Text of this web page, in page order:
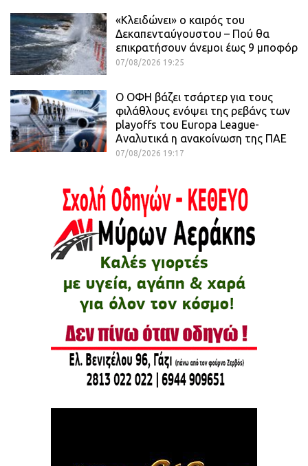
«Κλειδώνει» ο καιρός του
Δεκαπενταύγουστου – Πού θα
επικρατήσουν άνεμοι έως 9 μποφόρ
07/08/2026 19:25
Ο ΟΦΗ βάζει τσάρτερ για τους
φιλάθλους ενόψει της ρεβάνς των
playoffs του Europa League-
Αναλυτικά η ανακοίνωση της ΠΑΕ
07/08/2026 19:17